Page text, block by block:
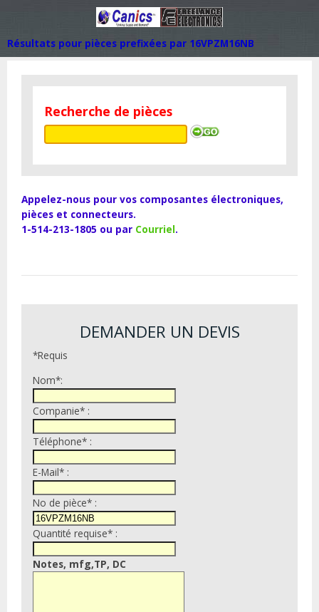
Résultats pour pièces prefixées par 16VPZM16NB
Recherche de pièces
Appelez-nous pour vos composantes électroniques,
pièces et connecteurs.
1-514-213-1805 ou par Courriel.
DEMANDER UN DEVIS
*Requis
Nom*:
Companie* :
Téléphone* :
E-Mail* :
No de pièce* :
Quantité requise* :
Notes, mfg,TP, DC